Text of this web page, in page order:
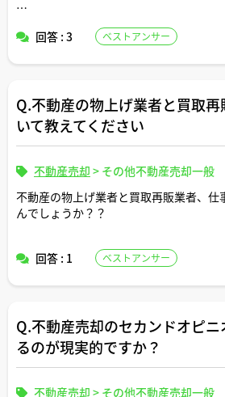
のほか仲介会社側から確認される点とか、
売却を考えているマンションの持分は以
ろしくお願いします。
義父 2分の1
自分 4分の1
回答 : 3 ベストアンサー
Q.不動産の物上げ業者と買取
いて教えてください
不動産売却 > その他不動産売却一般
不動産の物上げ業者と買取再販業者、仕
んでしょうか？？
回答 : 1 ベストアンサー
Q.不動産売却のセカンドオピ
るのが現実的ですか？
不動産売却 > その他不動産売却一般